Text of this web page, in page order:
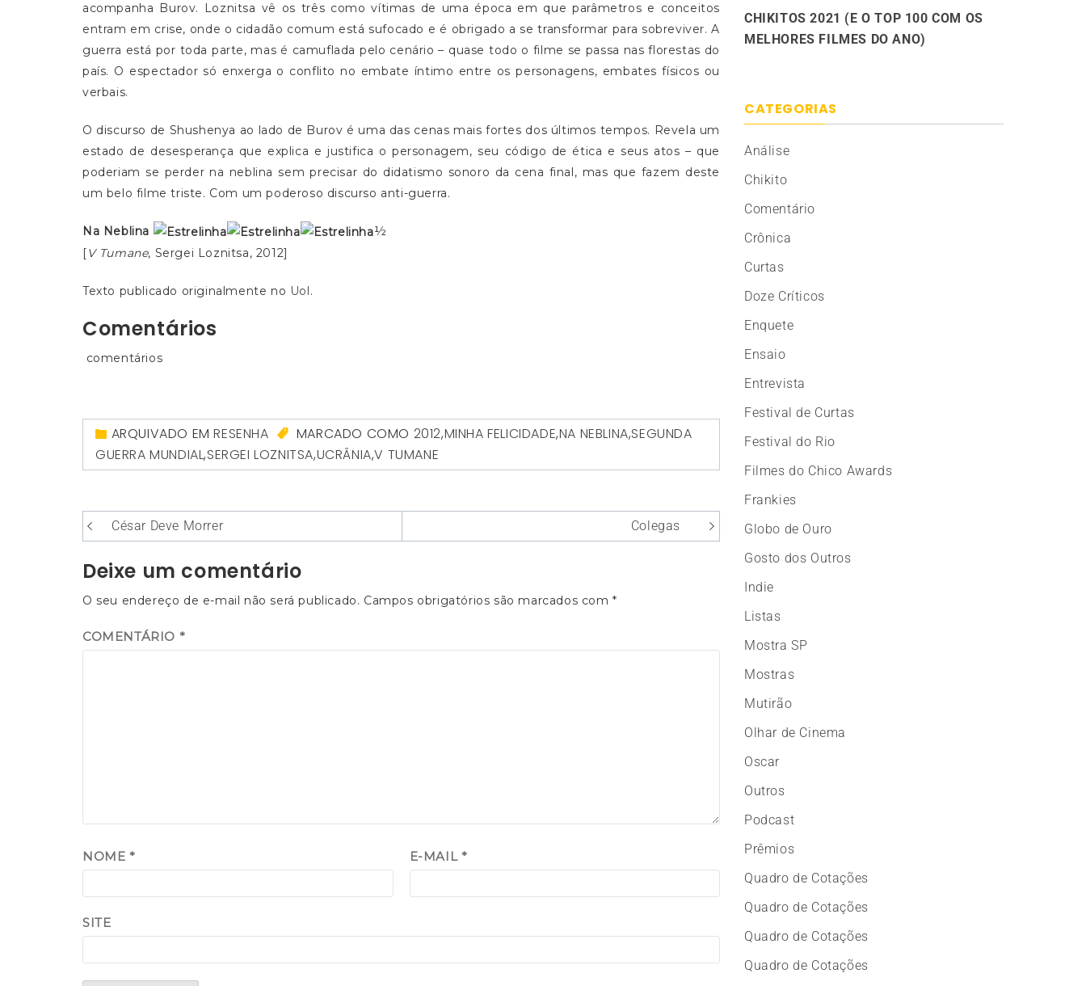
acompanha Burov. Loznitsa vê os três como vítimas de uma época em que parâmetros e conceitos
entram em crise, onde o cidadão comum está sufocado e é obrigado a se transformar para sobreviver. A
guerra está por toda parte, mas é camuflada pelo cenário – quase todo o filme se passa nas florestas do
país. O espectador só enxerga o conflito no embate íntimo entre os personagens, embates físicos ou
verbais.
O discurso de Shushenya ao lado de Burov é uma das cenas mais fortes dos últimos tempos. Revela um
estado de desesperança que explica e justifica o personagem, seu código de ética e seus atos – que
poderiam se perder na neblina sem precisar do didatismo sonoro da cena final, mas que fazem deste
um belo filme triste. Com um poderoso discurso anti-guerra.
Na Neblina
½
[V Tumane, Sergei Loznitsa, 2012]
Texto publicado originalmente no Uol .
Comentários
comentários
ARQUIVADO EMRESENHA MARCADO COMO 2012,MINHA FELICIDADE,NA NEBLINA,SEGUNDA
GUERRA MUNDIAL,SERGEI LOZNITSA,UCRÂNIA,V TUMANE
Navegação
de
Post
César Deve Morrer Colegas
Deixe um comentário
O seu endereço de e-mail não será publicado. Campos obrigatórios são marcados com*
COMENTÁRIO *
NOME * E-MAIL *
SITE
CHIKITOS 2021 (E O TOP 100 COM OS
MELHORES FILMES DO ANO)
CATEGORIAS
Análise
Chikito
Comentário
Crônica
Curtas
Doze Críticos
Enquete
Ensaio
Entrevista
Festival de Curtas
Festival do Rio
Filmes do Chico Awards
Frankies
Globo de Ouro
Gosto dos Outros
Indie
Listas
Mostra SP
Mostras
Mutirão
Olhar de Cinema
Oscar
Outros
Podcast
Prêmios
Quadro de Cotações
Quadro de Cotações
Quadro de Cotações
Quadro de Cotações